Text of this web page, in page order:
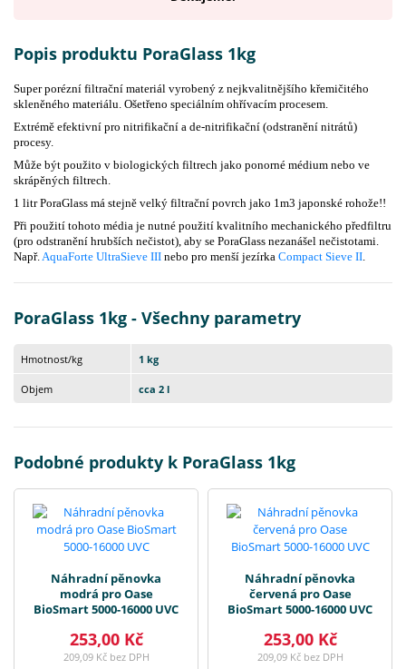
Popis produktu PoraGlass 1kg
Super porézní filtrační materiál vyrobený z nejkvalitnějšího křemičitého
skleněného materiálu. Ošetřeno speciálním ohřívacím procesem.
Extrémě efektivní pro nitrifikační a de-nitrifikační (odstranění nitrátů)
procesy.
Může být použito v biologických filtrech jako ponorné médium nebo ve
skrápěných filtrech.
1 litr PoraGlass má stejně velký filtrační povrch jako 1m3 japonské rohože!!
Při použití tohoto média je nutné použití kvalitního mechanického předfiltru
(pro odstranění hrubších nečistot), aby se PoraGlass nezanášel nečistotami.
Např.AquaForte UltraSieve III nebo pro menší jezírka Compact Sieve II.
PoraGlass 1kg - Všechny parametry
Hmotnost/kg 1 kg
Objem cca 2 l
Podobné produkty k PoraGlass 1kg
Náhradní pěnovka
modrá pro Oase
BioSmart 5000-16000 UVC
253,00 Kč
209,09 Kč bez DPH
Náhradní pěnovka
červená pro Oase
BioSmart 5000-16000 UVC
253,00 Kč
209,09 Kč bez DPH